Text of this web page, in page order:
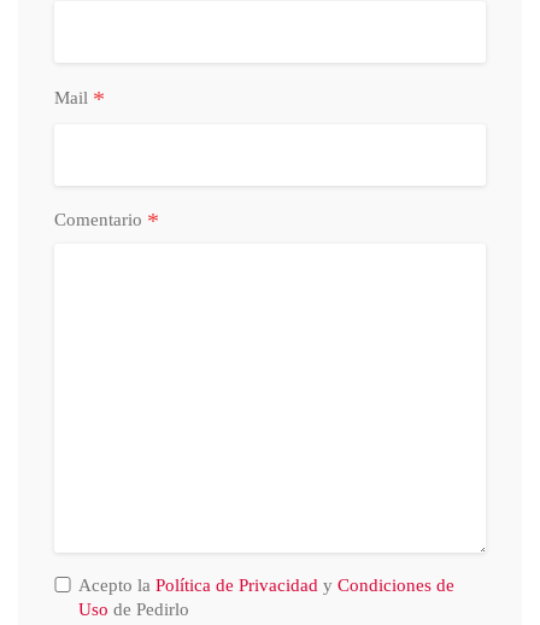
Mail *
Comentario *
Acepto la Política de Privacidad y Condiciones de
Uso de Pedirlo